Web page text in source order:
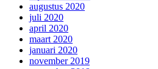
augustus 2020
juli 2020
april 2020
maart 2020
januari 2020
november 2019